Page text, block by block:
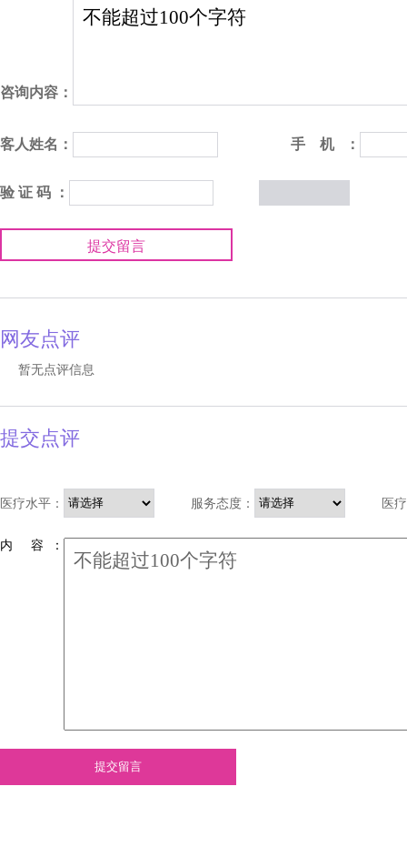
咨询内容：
客人姓名： 手 机 ：
验 证 码 ：
提交留言
网友点评
暂无点评信息
提交点评
医疗水平： 服务态度： 医
内 容 ：
提交留言